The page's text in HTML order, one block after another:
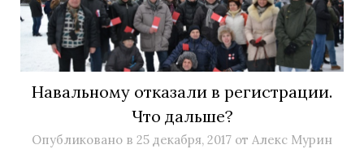
Навальному отказали в регистрации.
Что дальше?
Опубликовано в 25 декабря, 2017 от Алекс Мурин